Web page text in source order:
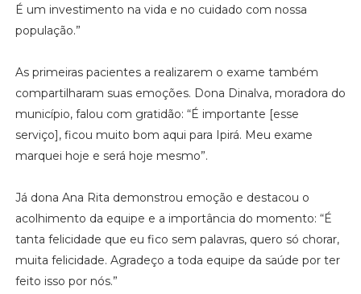
É um investimento na vida e no cuidado com nossa
população.”
As primeiras pacientes a realizarem o exame também
compartilharam suas emoções. Dona Dinalva, moradora do
município, falou com gratidão: “É importante [esse
serviço], ficou muito bom aqui para Ipirá. Meu exame
marquei hoje e será hoje mesmo”.
Já dona Ana Rita demonstrou emoção e destacou o
acolhimento da equipe e a importância do momento: “É
tanta felicidade que eu fico sem palavras, quero só chorar,
muita felicidade. Agradeço a toda equipe da saúde por ter
feito isso por nós.”